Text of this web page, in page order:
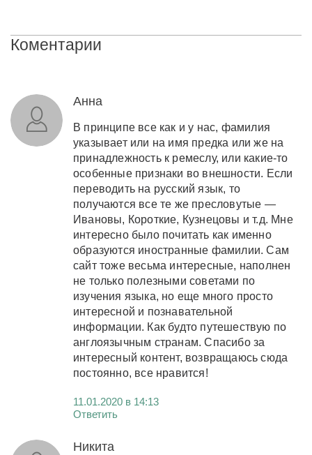
Коментарии
Анна
В принципе все как и у нас, фамилия
указывает или на имя предка или же на
принадлежность к ремеслу, или какие-то
особенные признаки во внешности. Если
переводить на русский язык, то
получаются все те же пресловутые —
Ивановы, Короткие, Кузнецовы и т.д. Мне
интересно было почитать как именно
образуются иностранные фамилии. Сам
сайт тоже весьма интересные, наполнен
не только полезными советами по
изучения языка, но еще много просто
интересной и познавательной
информации. Как будто путешествую по
англоязычным странам. Спасибо за
интересный контент, возвращаюсь сюда
постоянно, все нравится!
11.01.2020 в 14:13
Ответить
Никита